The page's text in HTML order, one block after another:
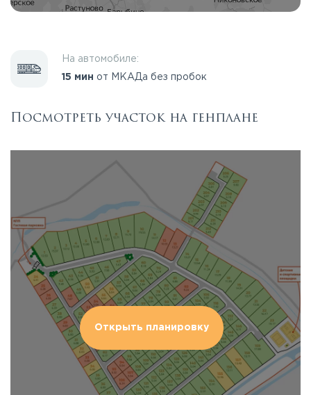
На автомобиле:
15 мин от МКАДа без пробок
Посмотреть участок на генплане
Открыть планировку